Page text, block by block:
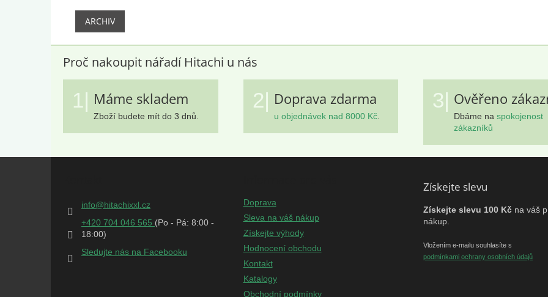
ARCHIV
Proč nakoupit nářadí Hitachi u nás
1| Máme skladem
Zboží budete mít do 3 dnů.
2| Doprava zdarma
u objednávek nad 8000 Kč.
3| Ověřeno
Dbáme na spokojenost
zákazníků
info@hitachixxl.cz
+420 704 046 565
Sledujte nás na Facebooku
Doprava
Sleva na váš nákup
Získejte výhody
Hodnocení obchodu
Kontakt
Katalogy
Obchodní podmínky
Získejte slevu
Získejte slevu 100 Kč na váš
nákup.
Vložením e-mailu souhlasíte s
podmínkami ochrany osobních údajů